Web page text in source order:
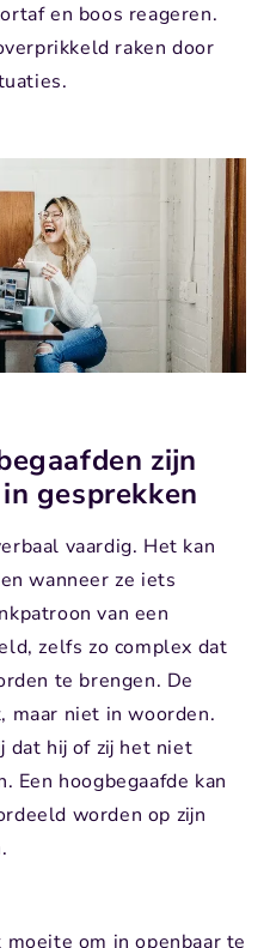
en boos reageren.
raken door
zijn
gesprekken
vaardig. Het kan
wanneer ze iets
van een
zelfs zo complex dat
te brengen. De
maar niet in woorden.
dat hij of zij het niet
Een hoogbegaafde kan
worden op zijn
moeite om in openbaar te